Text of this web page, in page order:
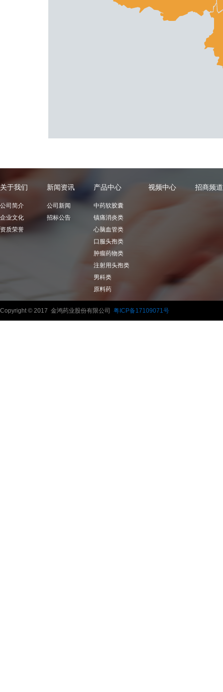
关于我们
公司简介
企业文化
资质荣誉
新闻资讯
公司新闻
招标公告
产品中心
中药软胶囊
镇痛消炎类
心脑血管类
口服头孢类
肿瘤药物类
注射用头孢类
男科类
原料药
视频中心 招商频道
Copyright © 2017 金鸿药业股份有限公司 粤ICP备17109071号